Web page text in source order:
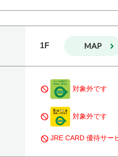
1F MAP
block 対象外です
block 対象外です
JRE CARD 優待サー